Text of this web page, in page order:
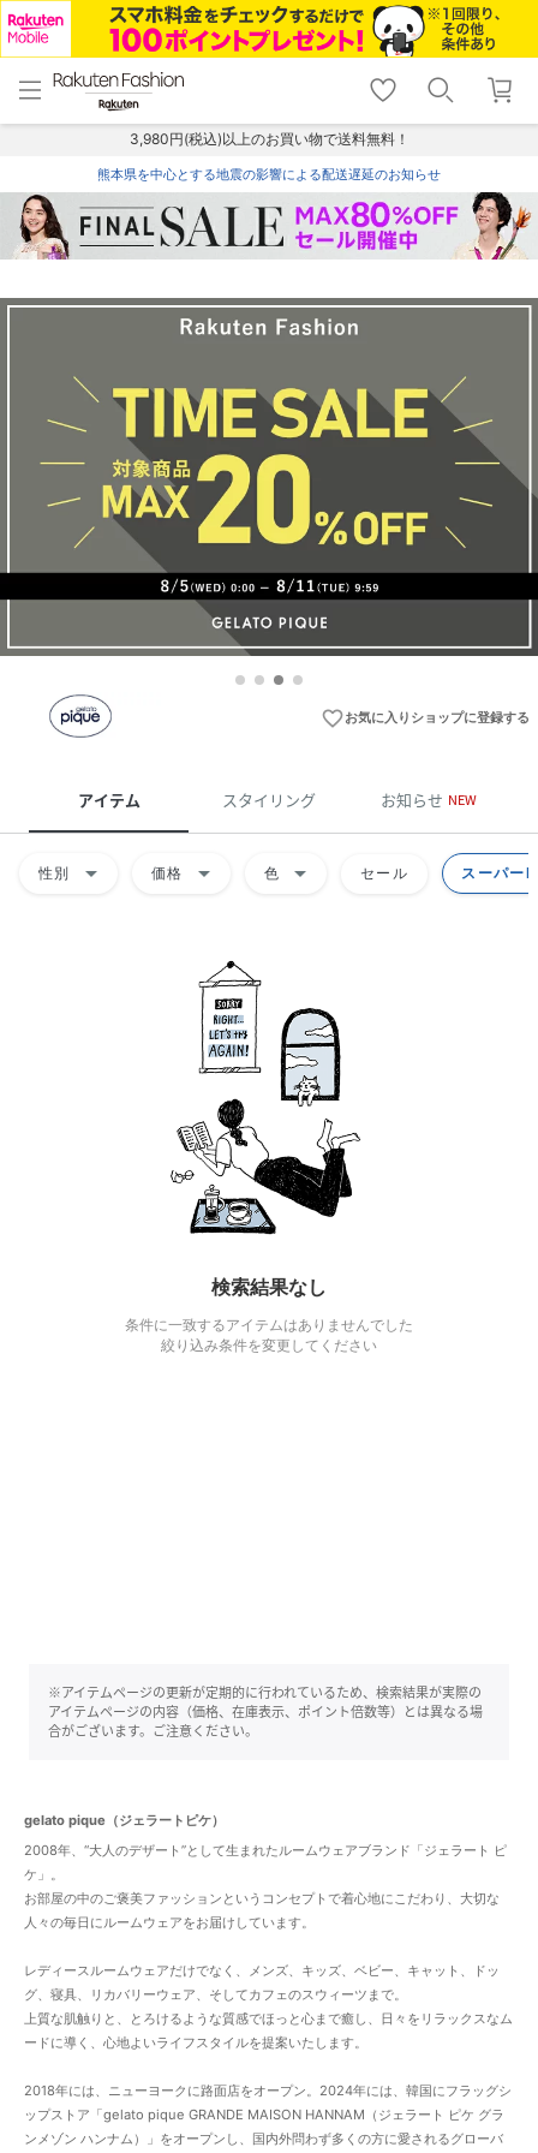
menu home
トップ
shopping_cart lock_outline
ログイン
3,980円(税込)以上のお買い物で送料無料！
熊本県を中心とする地震の影響による配送遅延のお知らせ
favorite_borderお気に入りショップに登録する
アイテム スタイリング お知らせ NEW
性別 arrow_drop_down 価格 arrow_drop_down 色 arrow_drop_down セール スーパー
検索結果なし
条件に一致するアイテムはありませんでした
絞り込み条件を変更してください
※アイテムページの更新が定期的に行われているため、検索結果が実際の
アイテムページの内容（価格、在庫表示、ポイント倍数等）とは異なる場
合がございます。ご注意ください。
gelato pique（ジェラートピケ）
2008年、“大人のデザート”として生まれたルームウェアブランド「ジェラート ピ
ケ」。
お部屋の中のご褒美ファッションというコンセプトで着心地にこだわり、大切な
人々の毎日にルームウェアをお届けしています。
レディースルームウェアだけでなく、メンズ、キッズ、ベビー、キャット、ドッ
グ、寝具、リカバリーウェア、そしてカフェのスウィーツまで。
上質な肌触りと、とろけるような質感でほっと心まで癒し、日々をリラックスなム
ードに導く、心地よいライフスタイルを提案いたします。
2018年には、ニューヨークに路面店をオープン。2024年には、韓国にフラッグシ
ップストア「gelato pique GRANDE MAISON HANNAM（ジェラート ピケ グラ
ンメゾン ハンナム）」をオープンし、国内外問わず多くの方に愛されるグローバ